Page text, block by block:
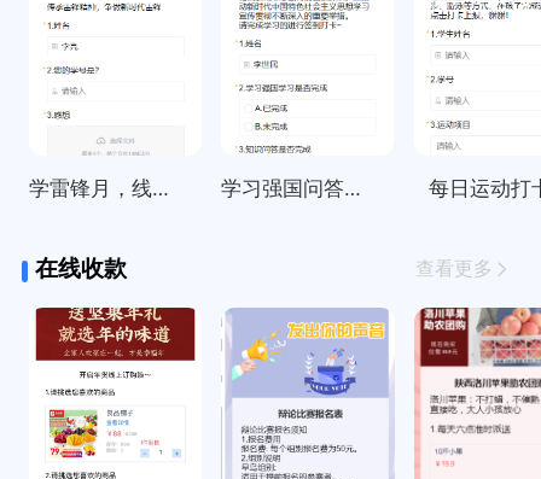
学雷锋月，线上打卡活动统计 学习强国问答每日签到打卡 每日运动打
在线收款 查看更多